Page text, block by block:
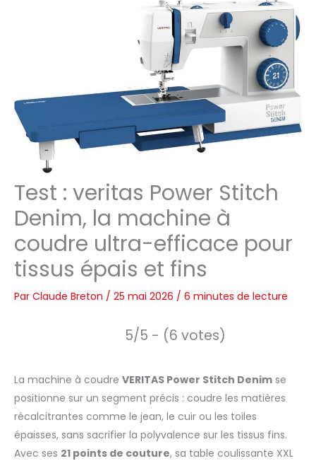
Test : veritas Power Stitch
Denim, la machine à
coudre ultra-efficace pour
tissus épais et fins
Par Claude Breton / 25 mai 2026 / 6 minutes de lecture
5/5 - (6 votes)
La machine à coudre VERITAS Power Stitch Denim se
positionne sur un segment précis : coudre les matières
récalcitrantes comme le jean, le cuir ou les toiles
épaisses, sans sacrifier la polyvalence sur les tissus fins.
Avec ses 21 points de couture, sa table coulissante XXL